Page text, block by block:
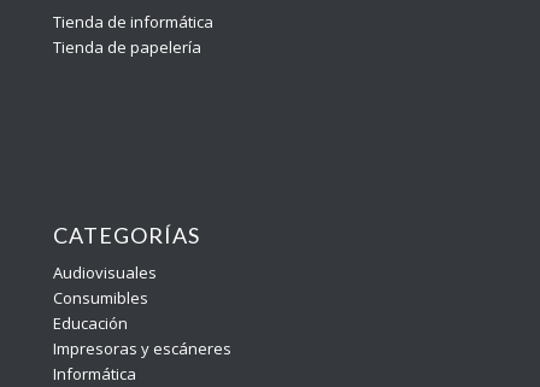
Tienda de informática
Tienda de papelería
CATEGORÍAS
Audiovisuales
Consumibles
Educación
Impresoras y escáneres
Informática